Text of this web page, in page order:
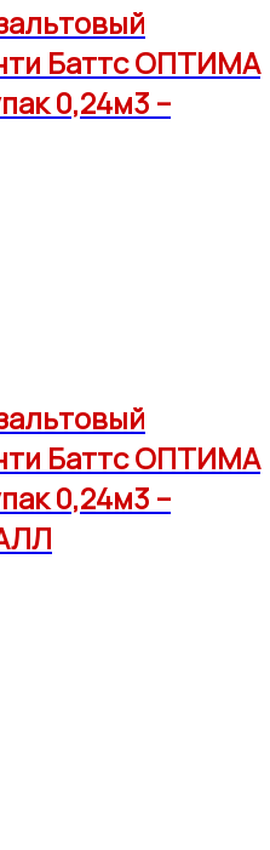
Баттс ОПТИМА
0,24м3 –
Баттс ОПТИМА
0,24м3 –